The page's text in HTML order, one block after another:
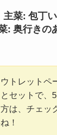
主菜: 包丁
: 奥行きの
トレットペ
とセットで、
は、チェッ
！